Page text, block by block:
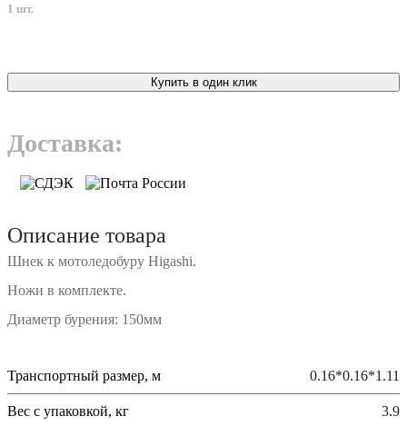
1 шт.
Купить в один клик
Доставка:
Описание товара
Шнек к мотоледобуру Higashi.
Ножи в комплекте.
Диаметр бурения: 150мм
Транспортный размер, м 0.16*0.16*1.11
Вес с упаковкой, кг 3.9